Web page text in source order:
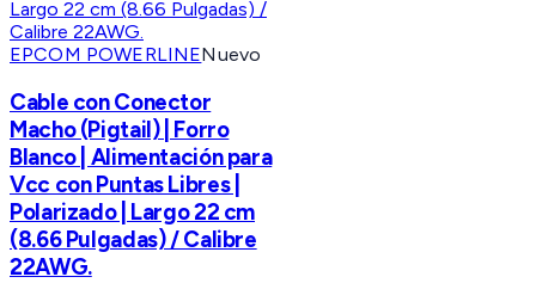
EPCOM POWERLINENuevo
Cable con Conector
Macho (Pigtail) | Forro
Blanco | Alimentación para
Vcc con Puntas Libres |
Polarizado | Largo 22 cm
(8.66 Pulgadas) / Calibre
22AWG.